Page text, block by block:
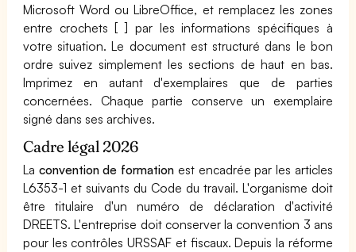
Microsoft Word ou LibreOffice, et remplacez les zones
entre crochets [ ] par les informations spécifiques à
votre situation. Le document est structuré dans le bon
ordre suivez simplement les sections de haut en bas.
Imprimez en autant d'exemplaires que de parties
concernées. Chaque partie conserve un exemplaire
signé dans ses archives.
Cadre légal 2026
La convention de formation est encadrée par les articles
L6353-1 et suivants du Code du travail. L'organisme doit
être titulaire d'un numéro de déclaration d'activité
DREETS. L'entreprise doit conserver la convention 3 ans
pour les contrôles URSSAF et fiscaux. Depuis la réforme